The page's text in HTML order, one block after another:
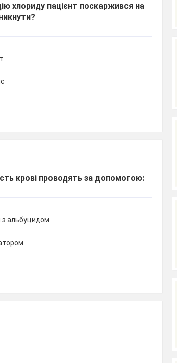
хлориду пацієнт поскаржився на
крові проводять за допомогою:
з альбуцидом